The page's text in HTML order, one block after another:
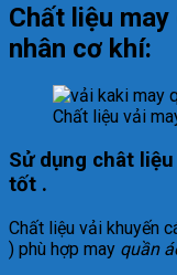
Chất liệu
nhân cơ khí:
Chất liệu vải
Sử dụng chât
tốt .
Chất liệu vải khuyến
) phù hợp may quần